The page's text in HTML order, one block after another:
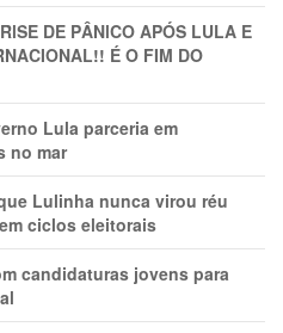
DE PÂNlCO APÓS LULA E
É O FIM DO
Lula parceria em
no mar
Lulinha nunca virou réu
ciclos eleitorais
candidaturas jovens para